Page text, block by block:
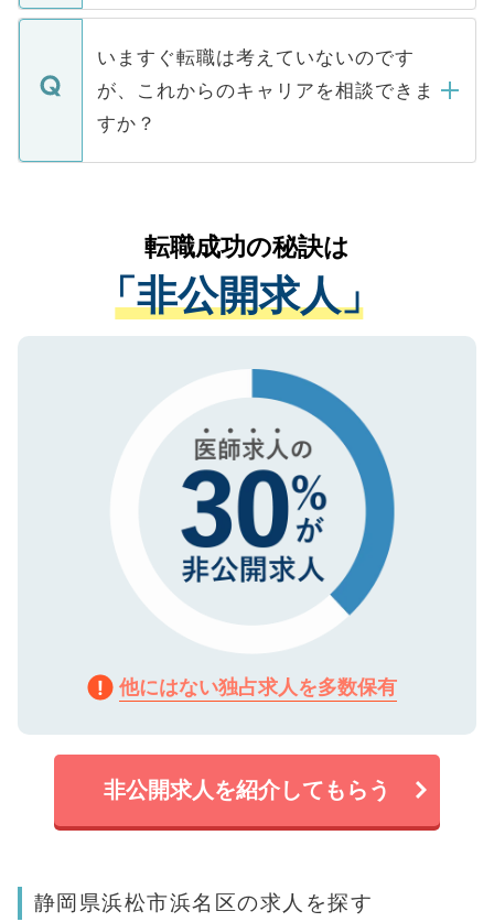
関を公にしてしまうと、応募が殺到する場
に、医療機関が求める条件に合った人材の
みを人材紹介会社に依頼するケースが増え
ています。
定を承諾する必要はありません。内定先へ
の辞退の連絡はキャリアパートナーが行い
ますので、ご安心ください。
個人情報が漏えいすることはありませんの
で、ご安心ください。当サイトからの登録
などで収集したご登録者様の個人情報は、
ご本人のキャリアアップおよび転職活動の
支援を目的に使用いたします。お預かりし
ているすべての個人データはご本人の許可
は、個人情報の取り扱いについての厳密な
管理基準を満たした事業者のみに付与され
る、プライバシーマークを取得済みです。
ご登録いただいた個人情報は、SSL（デー
で、機密保持に関してもご安心ください。
いますぐ転職は考えていないのです
が、これからのキャリアを相談できま
すか？
かがいして、現在の医療機関の状況や紹介
経験をまじえながら、適切なアドバイスを
させていただきます。すぐにご転職をされ
ない方には、長期的なサポートが可能です
ので、まずはご登録ください。
転職成功の秘訣は
「非公開求人」
他にはない独占求人を多数保有
非公開求人を紹介してもらう
静岡県浜松市浜名区の求人を探す